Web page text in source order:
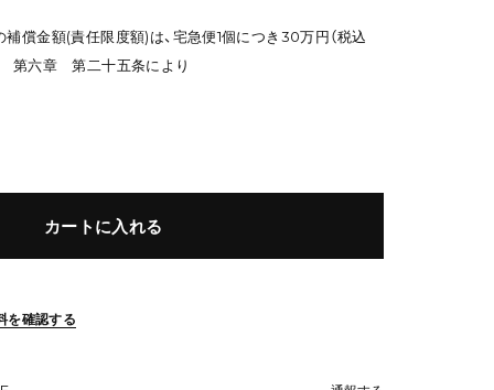
償金額(責任限度額)は、宅急便1個につき30万円（税込
第六章 第二十五条により
カートに入れる
を確認する